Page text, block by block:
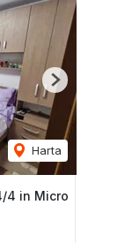
Harta
Next
4 in Micro